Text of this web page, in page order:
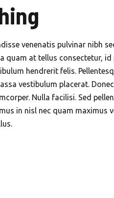
venenatis pulvinar nibh
quam at tellus consectetur, id
hendrerit felis.
vestibulum placerat.
Nulla facilisi. Sed
in nisl nec quam maximus